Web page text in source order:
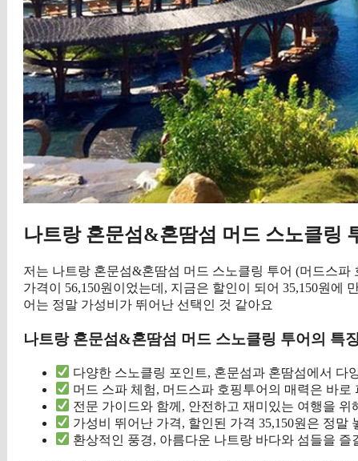
나트랑 혼문섬&혼땀섬 머드 스노클링
저는 나트랑 혼문섬&혼땀섬 머드 스노클링 투어 (머드스
가격이 56,150원이었는데, 지금은 할인이 되어 35,150원에
어는 정말 가성비가 뛰어난 선택인 것 같아요
나트랑 혼문섬&혼땀섬 머드 스노클링 투어의 특징
다양한 스노클링 포인트, 혼문섬과 혼땀섬에서 다
머드 스파 체험, 머드스파 호핑투어의 매력은 바
전문 가이드와 함께, 안전하고 재미있는 여행을 위
가성비 뛰어난 가격, 할인된 가격 35,150원은 정말
환상적인 풍경, 아름다운 나트랑 바다와 섬들을 즐